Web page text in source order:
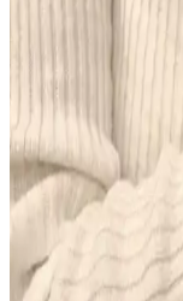
Makyajda
Teknikleri ile
Makyajda doğru ürün
bir görünüm için kritik
dayanıklı göz
detaylıca ele alınmıştır.
Colgate
Hassas Dişler